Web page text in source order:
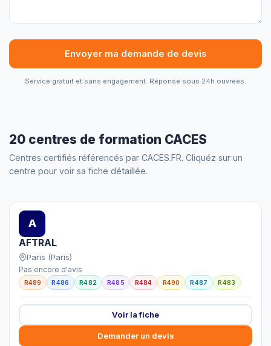
Envoyer ma demande de devis
Service gratuit et sans engagement. Réponse sous 24h ouvrees.
20 centres de formation CACES
Centres certifiés référencés par CACES.FR. Cliquéz sur un
centre pour voir sa fiche détaillée.
A
AFTRAL
Paris (Paris)
Pas encore d'avis
R489 R486 R482 R485 R484 R490 R487 R483
Voir la fiche
Demander un devis